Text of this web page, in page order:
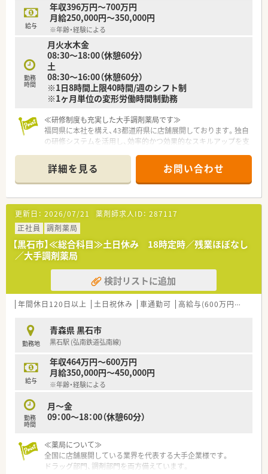
給与
年収396万円～700万円
月給250,000円～350,000円
※年齢・経験による
勤務
時間
月火水木金
08:30～18:00（休憩60分）
土
08:30～16:00（休憩60分）
※1日8時間上限40時間/週のシフト制
※1ヶ月単位の変形労働時間制勤務
≪研修制度も充実した大手調剤薬局です≫
福岡県に本社を構え、43都道府県に店舗展開しております。独自
の研修システムを活用し、効率的かつ効果的なスキルアップを支
修得をし、専門性の高い薬剤師を育成しています。
≪家庭とキャリアの両立を支援≫
例えば、結婚休暇や配偶者出産休暇、連続休暇やボランティア休
暇など結婚・育児・介護など様々なライフイベントと仕事が両立
できるよう、取り入れております。また、子育て世代応援の具体
策を実施し厚労省からも認定マークを取得しております。
≪店舗について≫
大変広々とした調剤室と薬局内。OTCやお薬以外にも、地域の方
の為に多くの医療グッズを取り揃えています。患者様の負担軽
減や感染症対策を考え、ドライブスルーも設置されております。
居宅在宅も対応し、薬剤師としての知識と経験を培える環境で
す。
≪こんな方にオススメ≫
・充実した保障・福利厚生・財形貯蓄のある環境で安定勤務を希望
する方
・調剤設備もしっかり整った環境で調剤業務に集中したい方
・全体的に若い年代の方と目標もってお仕事されたい方
詳細を見る お問い合わせ
更新日： 2026/07/21 薬剤師求人ID： 287117
正社員
調剤薬局
【黒石市】≪総合科目≫土日休み 18時定時／残業ほぼなし
／大手調剤薬局
検討リストに追加
年間休日120日以上 土日祝休み 車通勤可 高給与(600万円以上)
勤務地
青森県 黒石市
黒石駅 (弘南鉄道弘南線)
給与
年収464万円～600万円
月給350,000円～450,000円
※年齢・経験による
勤務
時間
月～金
09：00～18：00（休憩60分）
≪薬局について≫
全国に店舗展開している業界を代表する大手企業様です。
ドラッグ部門、調剤部門を両方備えています。